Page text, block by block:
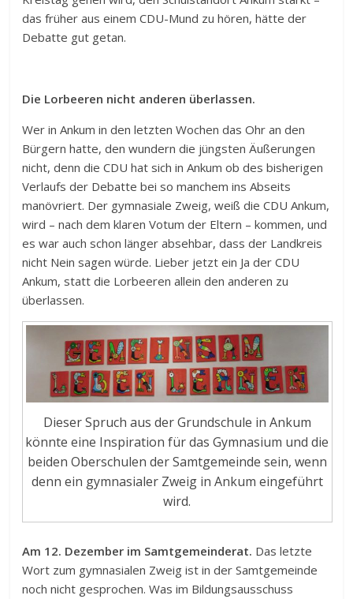
das früher aus einem CDU-Mund zu hören, hätte der
Debatte gut getan.
Die Lorbeeren nicht anderen überlassen.
Wer in Ankum in den letzten Wochen das Ohr an den
Bürgern hatte, den wundern die jüngsten Äußerungen
nicht, denn die CDU hat sich in Ankum ob des bisherigen
Verlaufs der Debatte bei so manchem ins Abseits
manövriert. Der gymnasiale Zweig, weiß die CDU Ankum,
wird – nach dem klaren Votum der Eltern – kommen, und
es war auch schon länger absehbar, dass der Landkreis
nicht Nein sagen würde. Lieber jetzt ein Ja der CDU
Ankum, statt die Lorbeeren allein den anderen zu
überlassen.
Dieser Spruch aus der Grundschule in Ankum
könnte eine Inspiration für das Gymnasium und die
beiden Oberschulen der Samtgemeinde sein, wenn
denn ein gymnasialer Zweig in Ankum eingeführt
wird.
Am 12. Dezember im Samtgemeinderat. Das letzte
Wort zum gymnasialen Zweig ist in der Samtgemeinde
noch nicht gesprochen. Was im Bildungsausschuss